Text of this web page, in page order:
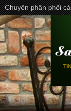
Chuyên phân phối